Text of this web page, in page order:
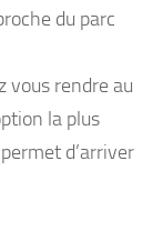
du parc
vous rendre au
la plus
d’arriver